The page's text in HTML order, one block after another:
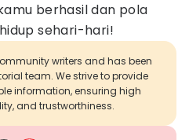
berhasil dan pola
sehari-hari!
writers and has been
team. We strive to provide
information, ensuring high
and trustworthiness.